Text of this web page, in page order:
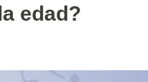
edad?